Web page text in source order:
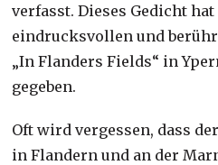
verfasst. Dieses Gedicht hat
eindrucksvollen und
„In Flanders Fields“ in
gegeben.
Oft wird vergessen, dass
in Flandern und an der